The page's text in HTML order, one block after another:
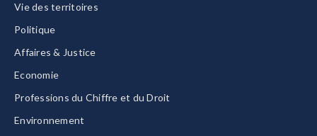
Vie des territoires
Politique
Affaires & Justice
Economie
Professions du Chiffre et du Droit
Environnement